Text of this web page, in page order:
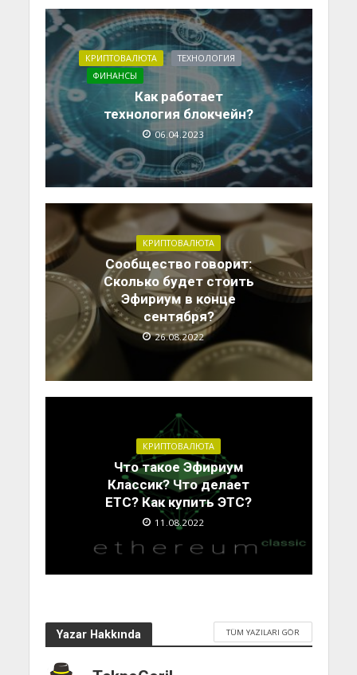
КРИПТОВАЛЮТА
ТЕХНОЛОГИЯ
ФИНАНСЫ
Как работает
технология блокчейн?
06.04.2023
КРИПТОВАЛЮТА
Сообщество говорит:
Сколько будет стоить
Эфириум в конце
сентября?
26.08.2022
КРИПТОВАЛЮТА
Что такое Эфириум
Классик? Что делает
ETC? Как купить ЭТС?
11.08.2022
Yazar Hakkında TÜM YAZILARI GÖR